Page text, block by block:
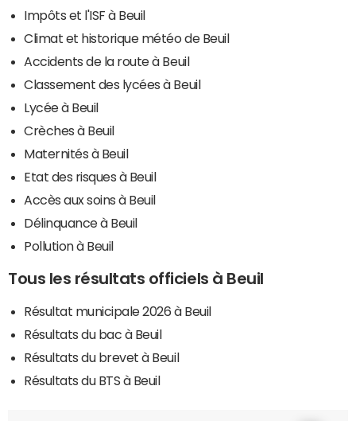
Impôts et l'ISF à Beuil
Climat et historique météo de Beuil
Accidents de la route à Beuil
Classement des lycées à Beuil
Lycée à Beuil
Crèches à Beuil
Maternités à Beuil
Etat des risques à Beuil
Accès aux soins à Beuil
Délinquance à Beuil
Pollution à Beuil
Tous les résultats officiels à Beuil
Résultat municipale 2026 à Beuil
Résultats du bac à Beuil
Résultats du brevet à Beuil
Résultats du BTS à Beuil